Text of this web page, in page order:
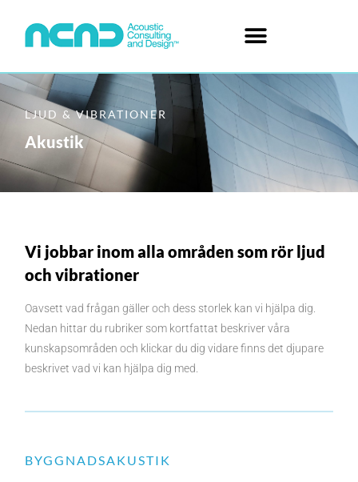
LJUD & VIBRATIONER
Akustik
Vi jobbar inom alla områden som rör ljud
och vibrationer
Oavsett vad frågan gäller och dess storlek kan vi hjälpa dig.
Nedan hittar du rubriker som kortfattat beskriver våra
kunskapsområden och klickar du dig vidare finns det djupare
beskrivet vad vi kan hjälpa dig med.
BYGGNADSAKUSTIK